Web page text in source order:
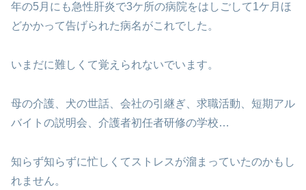
年の5月にも急性肝炎で3ケ所の病院をはしごして1ケ月ほ
どかかって告げられた病名がこれでした。
いまだに難しくて覚えられないでいます。
母の介護、犬の世話、会社の引継ぎ、求職活動、 短期アル
バイトの説明会、介護者初任者研修の学校…
知らず知らずに忙しくてストレスが溜まっていたのかもし
れません。